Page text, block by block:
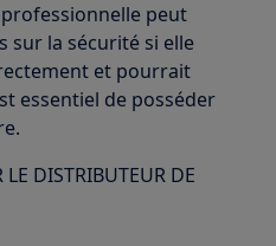
peut
sur la sécurité si elle
et pourrait
essentiel de posséder
DISTRIBUTEUR DE